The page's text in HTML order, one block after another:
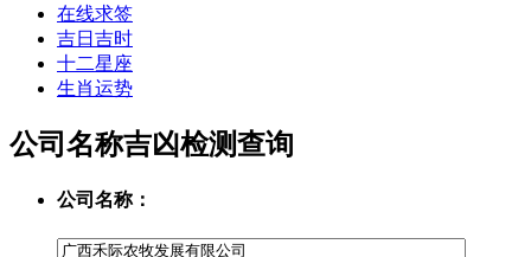
在线求签
吉日吉时
十二星座
生肖运势
公司名称吉凶检测查询
公司名称：